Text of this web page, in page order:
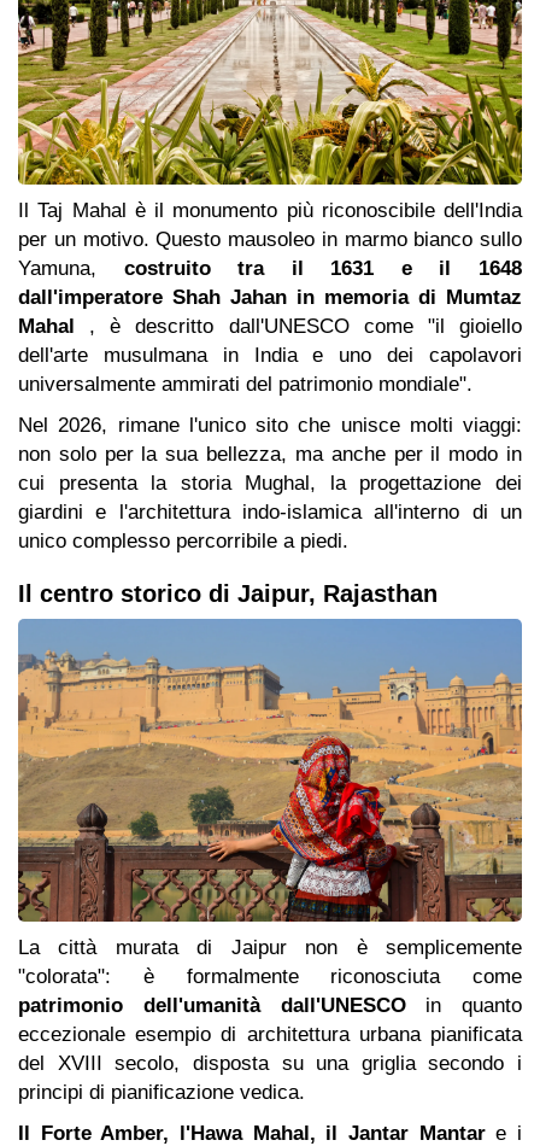
Il Taj Mahal è il monumento più riconoscibile dell'India
per un motivo. Questo mausoleo in marmo bianco sullo
Yamuna, costruito tra il 1631 e il 1648
dall'imperatore Shah Jahan in memoria di Mumtaz
Mahal , è descritto dall'UNESCO come "il gioiello
dell'arte musulmana in India e uno dei capolavori
universalmente ammirati del patrimonio mondiale".
Nel 2026, rimane l'unico sito che unisce molti viaggi:
non solo per la sua bellezza, ma anche per il modo in
cui presenta la storia Mughal, la progettazione dei
giardini e l'architettura indo-islamica all'interno di un
unico complesso percorribile a piedi.
Il centro storico di Jaipur, Rajasthan
La città murata di Jaipur non è semplicemente
"colorata": è formalmente riconosciuta come
patrimonio dell'umanità dall'UNESCOin quanto
eccezionale esempio di architettura urbana pianificata
del XVIII secolo, disposta su una griglia secondo i
principi di pianificazione vedica.
Il Forte Amber, l'Hawa Mahal, il Jantar Mantare i